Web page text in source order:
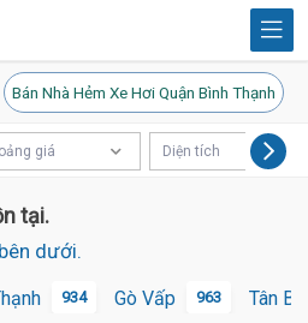
Bán Nhà Hẻm Xe Hơi Quận Bình Thạnh
giá Diện tích
tại.
dưới.
934 Gò Vấp 963 Tân